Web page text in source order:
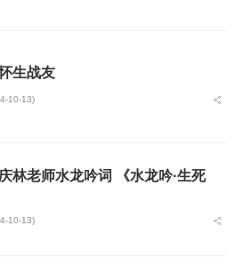
生战友
10-13)
林老师水龙吟词 《水龙吟·生死
10-13)